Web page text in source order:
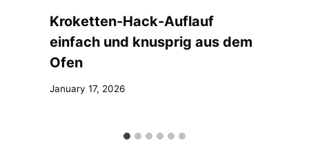
Kroketten-Hack-Auflauf
einfach und knusprig aus dem
Ofen
January 17, 2026